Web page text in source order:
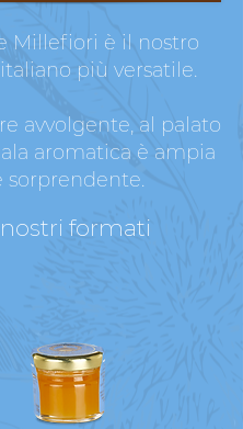
Millefiori è il nostro
più versatile.
avvolgente, al palato
aromatica è ampia
sorprendente.
formati